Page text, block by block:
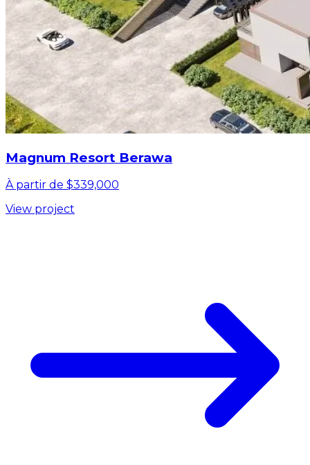
Magnum Resort Berawa
À partir de $339,000
View project